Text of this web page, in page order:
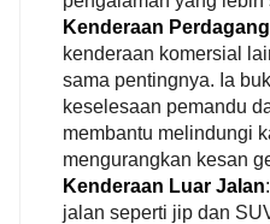
Kenderaan
kenderaan komersial
sama pentingnya. Ia
keselesaan pemandu
membantu melindungi
mengurangkan kesan
Kenderaan Luar Jalan
jalan seperti jip dan